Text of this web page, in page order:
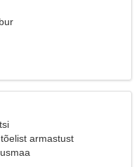
armastust